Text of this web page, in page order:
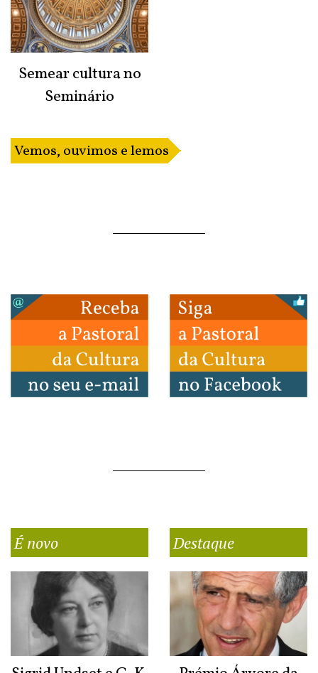
Semear cultura no
Seminário
Vemos, ouvimos e lemos
É novo Destaque